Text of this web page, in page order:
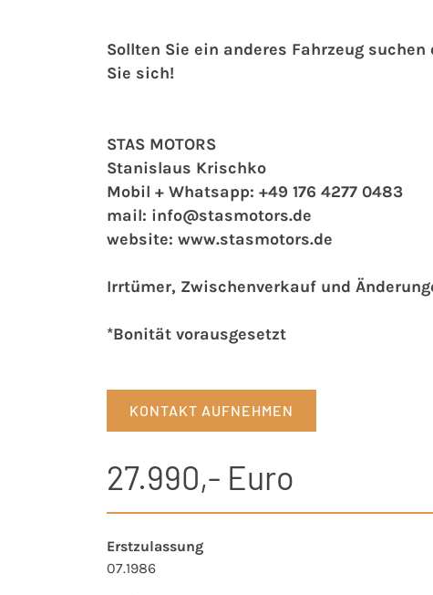
Sollten Sie ein anderes Fahrzeug
Sie sich!
STAS MOTORS
Stanislaus Krischko
Mobil + Whatsapp: +49 176 4277 0483
mail: info@stasmotors.de
website: www.stasmotors.de
Irrtümer, Zwischenverkauf und
*Bonität vorausgesetzt
KONTAKT AUFNEHMEN
27.990,- Euro
Erstzulassung
07.1986